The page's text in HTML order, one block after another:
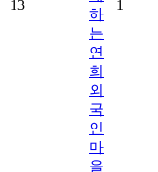
13
하
는
연
희
외
국
인
마
을
1